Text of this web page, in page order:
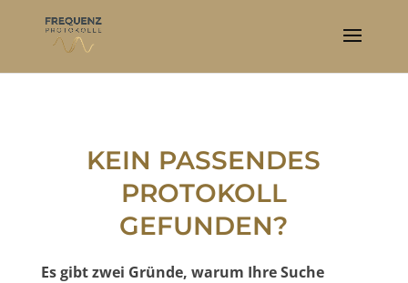
KEIN PASSENDES
PROTOKOLL
GEFUNDEN?
Es gibt zwei Gründe, warum Ihre Suche